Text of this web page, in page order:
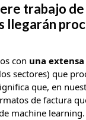
trabajo
llegarán
con una
sectores) que
que, en
de factura
machine learning.